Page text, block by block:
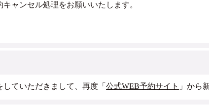
ャンセル処理をお願いいたします。
ていただきまして、再度「 公式WEB予約サイト 」から